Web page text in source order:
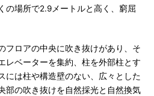
の場所で2.9メートルと高く、窮屈
ロアの中央に吹き抜けがあり、そ
レベーターを集約、柱を外部柱とす
には柱や構造壁のない、広々とした
部の吹き抜けを自然採光と自然換気